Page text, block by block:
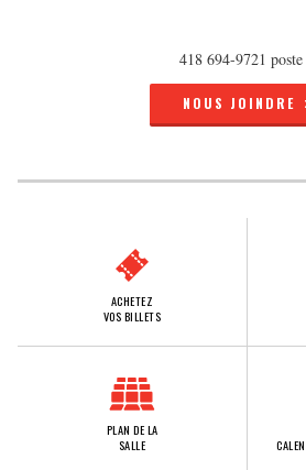
418 694-9721 poste
NOUS JOINDRE
ACHETEZ
VOS BILLETS
PLAN DE LA
SALLE